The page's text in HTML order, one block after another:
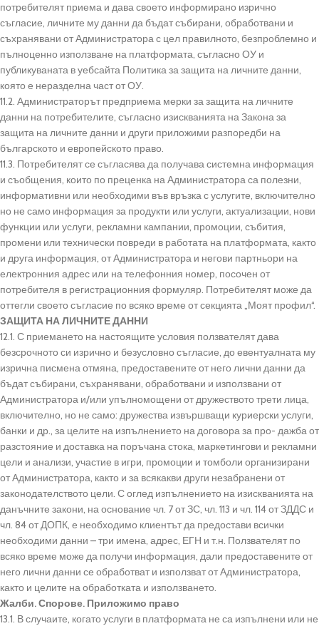
потребителят приема и дава своето информирано изрично
съгласие, личните му данни да бъдат събирани, обработвани и
съхранявани от Администратора с цел правилното, безпроблемно и
пълноценно използване на платформата, съгласно ОУ и
публикуваната в уебсайта Политика за защита на личните данни,
която е неразделна част от ОУ.
11.2. Администраторът предприема мерки за защита на личните
данни на потребителите, съгласно изискванията на Закона за
защита на личните данни и други приложими разпоредби на
българското и европейското право.
11.3. Потребителят се съгласява да получава системна информация
и съобщения, които по преценка на Администратора са полезни,
информативни или необходими във връзка с услугите, включително
но не само информация за продукти или услуги, актуализации, нови
функции или услуги, рекламни кампании, промоции, събития,
промени или технически повреди в работата на платформата, както
и друга информация, от Администратора и негови партньори на
електронния адрес или на телефонния номер, посочен от
потребителя в регистрационния формуляр. Потребителят може да
оттегли своето съгласие по всяко време от секцията „Моят профил“.
ЗАЩИТА НА ЛИЧНИТЕ ДАННИ
12.1. С приемането на настоящите условия ползвателят дава
безсрочното си изрично и безусловно съгласие, до евентуалната му
изрична писмена отмяна, предоставените от него лични данни да
бъдат събирани, съхранявани, обработвани и използвани от
Администратора и/или упълномощени от дружеството трети лица,
включително, но не само: дружества извършващи куриерски услуги,
банки и др., за целите на изпълнението на договора за про- дажба от
разстояние и доставка на поръчана стока, маркетингови и рекламни
цели и анализи, участие в игри, промоции и томболи организирани
от Администратора, както и за всякакви други незабранени от
законодателството цели. С оглед изпълнението на изискванията на
данъчните закони, на основание чл. 7 от ЗС, чл. 113 и чл. 114 от ЗДДС и
чл. 84 от ДОПК, е необходимо клиентът да предостави всички
необходими данни – три имена, адрес, ЕГН и т.н. Ползвателят по
всяко време може да получи информация, дали предоставените от
него лични данни се обработват и използват от Администратора,
както и целите на обработката и използването.
Жалби. Спорове. Приложимо право
13.1. В случаите, когато услуги в платформата не са изпълнени или не